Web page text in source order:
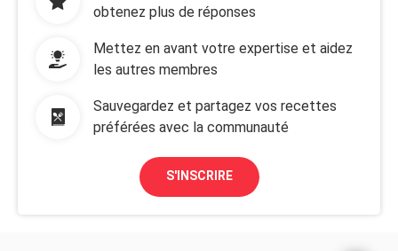
obtenez plus de réponses
Mettez en avant votre expertise et aidez
les autres membres
Sauvegardez et partagez vos recettes
préférées avec la communauté
S'INSCRIRE